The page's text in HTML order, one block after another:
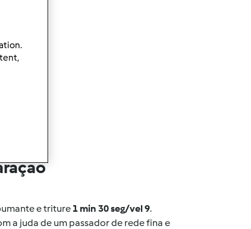
e triture 1 min 30 seg/vel 9.
a juda de um passador de rede fina e